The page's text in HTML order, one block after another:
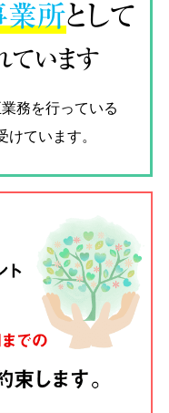
業所として
ています
務を行っている
ています。